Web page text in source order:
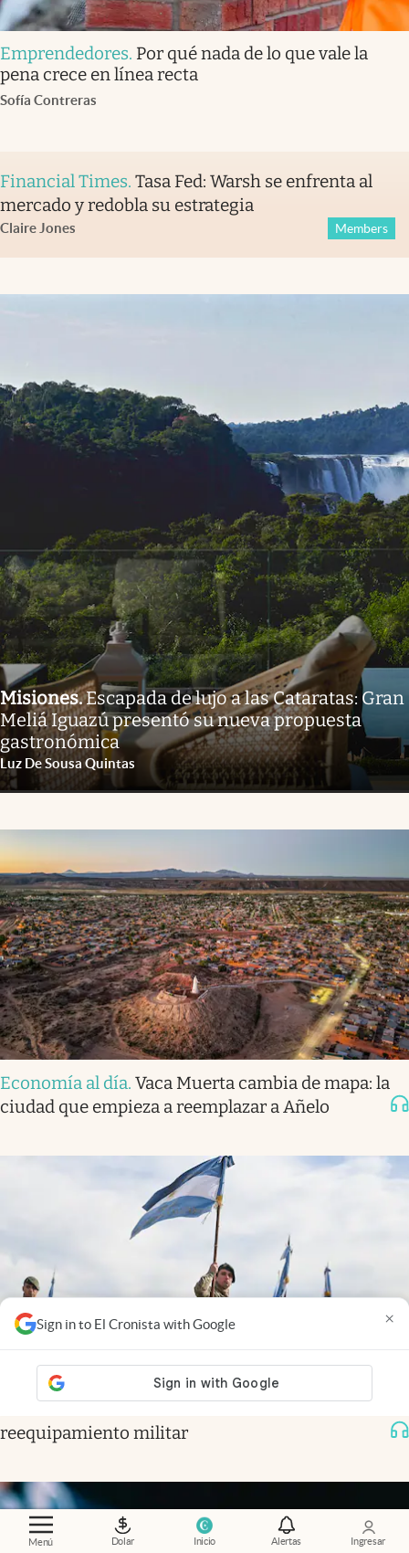
Menú Dolar Inicio Alertas Ingresar
Sign in to El Cronista with Google ×
Emprendedores. Por qué nada de lo que vale la
pena crece en línea recta
Sofía Contreras
Financial Times. Tasa Fed: Warsh se enfrenta al
mercado y redobla su estrategia
Claire Jones Members
Misiones.Escapada de lujo a las Cataratas: Gran
Meliá Iguazú presentó su nueva propuesta
gastronómica
Luz De Sousa Quintas
Economía al día. Vaca Muerta cambia de mapa: la
ciudad que empieza a reemplazar a Añelo
reequipamiento militar